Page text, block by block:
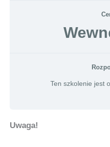
Ten szkolenie jest
Uwaga!